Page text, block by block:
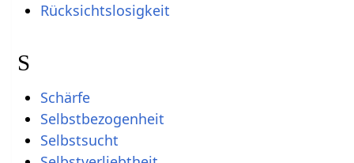
Rücksichtslosigkeit
S
Schärfe
Selbstbezogenheit
Selbstsucht